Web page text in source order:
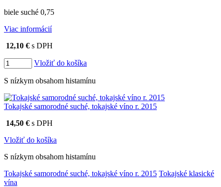
biele suché 0,75
Viac informácií
12,10 € s DPH
Vložiť do košíka
S nízkym obsahom histamínu
Tokajské samorodné suché, tokajské víno r. 2015
14,50 € s DPH
Vložiť do košíka
S nízkym obsahom histamínu
Tokajské samorodné suché, tokajské víno r. 2015 Tokajské klasické
vína